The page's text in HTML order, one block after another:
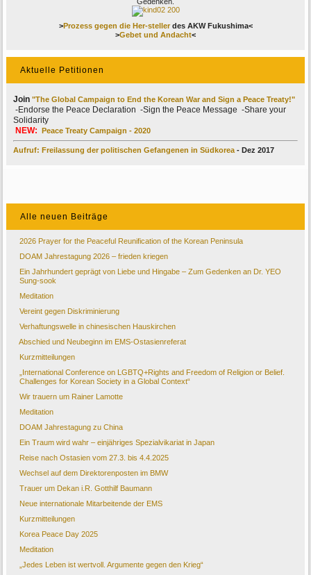
>Prozess gegen die Her-stellerdes AKW Fukushima<
>Gebet und Andacht<
Aktuelle Petitionen
Join"The Global Campaign to End the Korean War and Sign a Peace Treaty!"
-Endorse the Peace Declaration -Sign the Peace Message -Share your
Solidarity
NEW:
Peace Treaty Campaign - 2020
Aufruf: Freilassung der politischen Gefangenen in Südkorea- Dez 2017
Alle neuen Beiträge
2026 Prayer for the Peaceful Reunification of the Korean Peninsula
DOAM Jahrestagung 2026 – frieden kriegen
Ein Jahrhundert geprägt von Liebe und Hingabe – Zum Gedenken an Dr. YEO
Sung-sook
Meditation
Vereint gegen Diskriminierung
Verhaftungswelle in chinesischen Hauskirchen
Abschied und Neubeginn im EMS-Ostasienreferat
Kurzmitteilungen
„International Conference on LGBTQ+Rights and Freedom of Religion or Belief.
Challenges for Korean Society in a Global Context“
Wir trauern um Rainer Lamotte
Meditation
DOAM Jahrestagung zu China
Ein Traum wird wahr – einjähriges Spezialvikariat in Japan
Reise nach Ostasien vom 27.3. bis 4.4.2025
Wechsel auf dem Direktorenposten im BMW
Trauer um Dekan i.R. Gotthilf Baumann
Neue internationale Mitarbeitende der EMS
Kurzmitteilungen
Korea Peace Day 2025
Meditation
„Jedes Leben ist wertvoll. Argumente gegen den Krieg“